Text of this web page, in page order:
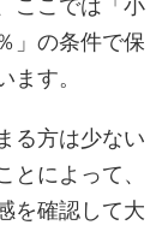
ここでは「小
」の条件で保
す。
る方は少ない
とによって、
を確認して大